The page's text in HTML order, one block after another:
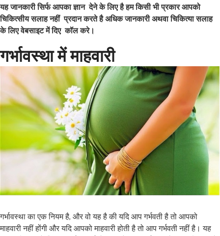
यह जानकारी सिर्फ आपका ज्ञान देने के लिए है हम किसी भी प्रकार आपको
चिकित्सीय सलाह नहीं प्रदान करते है अधिक जानकारी अथवा चिकित्या सलाह
के लिए वेबसाइट में दिए कॉल करे।
गर्भावस्था में माहवारी
गर्भावस्था का एक नियम है, और वो यह है की यदि आप गर्भवती है तो आपको
माहवारी नहीं होंगी और यदि आपको माहवारी होती है तो आप गर्भवती नहीं है। यह